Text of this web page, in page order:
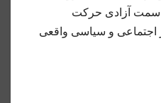
سمت آزادی حرکت
اجتماعی و سیاسی واقعی